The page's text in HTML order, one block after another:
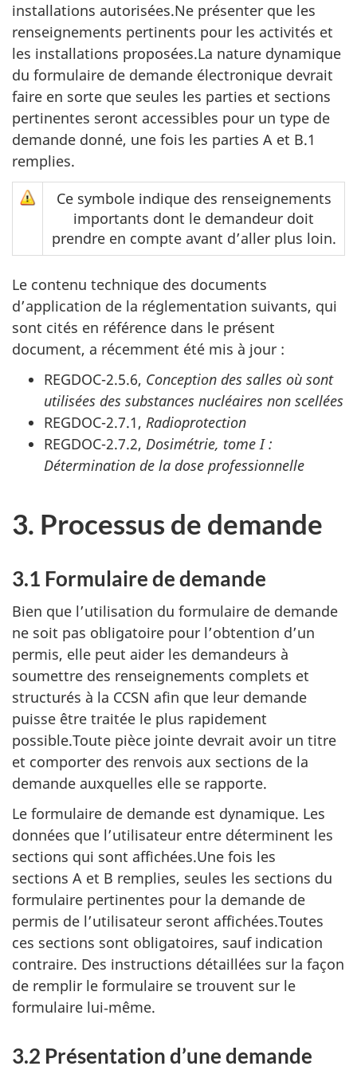
installations autorisées.Ne présenter que les
renseignements pertinents pour les activités et
les installations proposées.La nature dynamique
du formulaire de demande électronique devrait
faire en sorte que seules les parties et sections
pertinentes seront accessibles pour un type de
demande donné, une fois les parties A et B.1
remplies.
Ce symbole indique des renseignements
importants dont le demandeur doit
prendre en compte avant d’aller plus loin.
Le contenu technique des documents
d’application de la réglementation suivants, qui
sont cités en référence dans le présent
document, a récemment été mis à jour :
REGDOC-2.5.6, Conception des salles où sont
utilisées des substances nucléaires non scellées
REGDOC-2.7.1, Radioprotection
REGDOC-2.7.2, Dosimétrie, tome I :
Détermination de la dose professionnelle
3. Processus de demande
3.1 Formulaire de demande
Bien que l’utilisation du formulaire de demande
ne soit pas obligatoire pour l’obtention d’un
permis, elle peut aider les demandeurs à
soumettre des renseignements complets et
structurés à la CCSN afin que leur demande
puisse être traitée le plus rapidement
possible.Toute pièce jointe devrait avoir un titre
et comporter des renvois aux sections de la
demande auxquelles elle se rapporte.
Le formulaire de demande est dynamique. Les
données que l’utilisateur entre déterminent les
sections qui sont affichées.Une fois les
sections A et B remplies, seules les sections du
formulaire pertinentes pour la demande de
permis de l’utilisateur seront affichées.Toutes
ces sections sont obligatoires, sauf indication
contraire. Des instructions détaillées sur la façon
de remplir le formulaire se trouvent sur le
formulaire lui‑même.
3.2 Présentation d’une demande